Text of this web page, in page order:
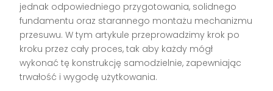
jednak odpowiedniego przygotowania, solidnego
fundamentu oraz starannego montażu mechanizmu
przesuwu. W tym artykule przeprowadzimy krok po
kroku przez cały proces, tak aby każdy mógł
wykonać tę konstrukcję samodzielnie, zapewniając
trwałość i wygodę użytkowania.